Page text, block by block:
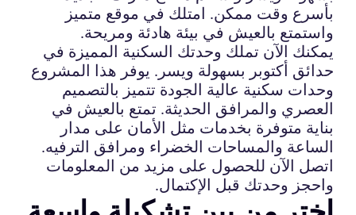
بأسرع وقت ممكن. امتلك في موقع متميز
واستمتع بالعيش في بيئة هادئة ومريحة.
يمكنك الآن تملك وحدتك السكنية المميزة في
حدائق أكتوبر بسهولة ويسر. يوفر هذا المشروع
وحدات سكنية عالية الجودة تتميز بالتصميم
العصري والمرافق الحديثة. تمتع بالعيش في
بناية متوفرة بخدمات مثل الأمان على مدار
الساعة والمساحات الخضراء ومرافق الترفيه.
اتصل الآن للحصول على مزيد من المعلومات
واحجز وحدتك قبل الإكتمال.